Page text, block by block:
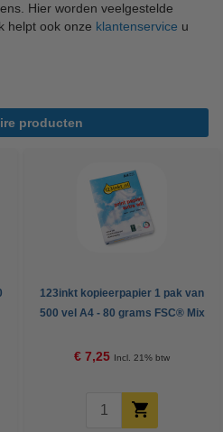
Hier worden veelgestelde
helpt ook onze klantenservice u
producten
123inkt kopieerpapier 1 pak van
500 vel A4 - 80 grams FSC® Mix
€ 7,25 Incl. 21% btw